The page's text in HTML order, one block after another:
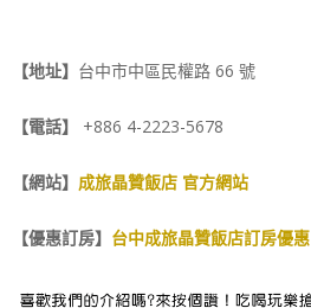
【地址】 台中市中區民權路 66 號
【電話】 +886 4-2223-5678
【網站】 成旅晶贊飯店 官方網站
【優惠訂房】 台中成旅晶贊飯店訂房優惠